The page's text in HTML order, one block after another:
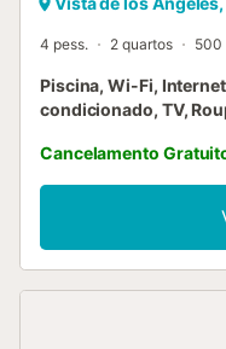
4 pess. 2 quartos 500
Piscina, Wi-Fi,
condicionado, TV,
Cancelamento